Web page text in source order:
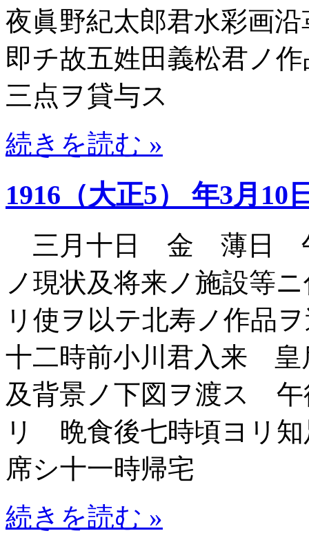
夜眞野紀太郎君水彩画
即チ故五姓田義松君ノ
三点ヲ貸与ス
続きを読む »
1916（大正5） 年3月10
三月十日 金 薄日
ノ現状及将来ノ施設等
リ使ヲ以テ北寿ノ作
十二時前小川君入来 皇
及背景ノ下図ヲ渡ス 午
リ 晩食後七時頃ヨリ知
席シ十一時帰宅
続きを読む »